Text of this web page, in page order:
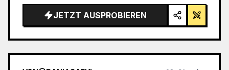
in eine hochrealistische 3D-Infografik.
Ersetzen Sie die glatten Rampen durch
JETZT AUSPROBIEREN